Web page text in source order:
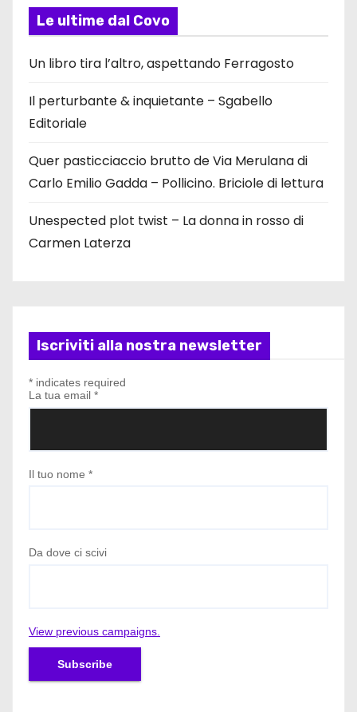
Le ultime dal Covo
Un libro tira l’altro, aspettando Ferragosto
Il perturbante & inquietante – Sgabello
Editoriale
Quer pasticciaccio brutto de Via Merulana di
Carlo Emilio Gadda – Pollicino. Briciole di lettura
Unespected plot twist – La donna in rosso di
Carmen Laterza
Iscriviti alla nostra newsletter
* indicates required
La tua email *
Il tuo nome *
Da dove ci scivi
View previous campaigns.